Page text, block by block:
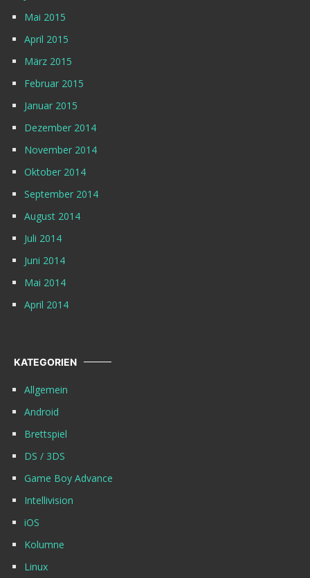
Mai 2015
April 2015
März 2015
Februar 2015
Januar 2015
Dezember 2014
November 2014
Oktober 2014
September 2014
August 2014
Juli 2014
Juni 2014
Mai 2014
April 2014
KATEGORIEN
Allgemein
Android
Brettspiel
DS / 3DS
Game Boy Advance
Intellivision
iOS
Kolumne
Linux